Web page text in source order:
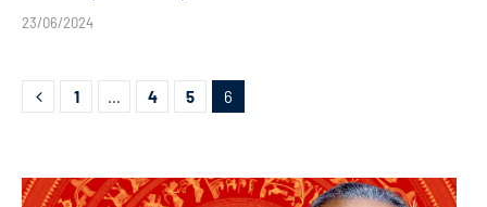
23/06/2024
1 … 4 5 6